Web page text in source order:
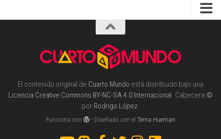
El contenido original de Cuarto Mundo está distribuido bajo una
Licencia Creative Commons BY-NC-SA 4.0 Internacional. Cabecera ©
por Rodrigo López.
Funciona con - Diseñado con elTema Hueman